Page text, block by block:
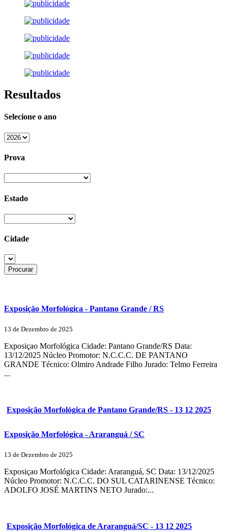
Resultados
Selecione o ano
Prova
Estado
Cidade
Exposição Morfológica - Pantano Grande / RS
13 de Dezembro de 2025
Exposiçao Morfológica Cidade: Pantano Grande/RS Data:
13/12/2025 Núcleo Promotor: N.C.C.C. DE PANTANO
GRANDE Técnico: Olmiro Andrade Filho Jurado: Telmo Ferreira
...
Exposição Morfológica de Pantano Grande/RS - 13 12 2025
Exposição Morfológica - Araranguá / SC
13 de Dezembro de 2025
Exposiçao Morfológica Cidade: Araranguá, SC Data: 13/12/2025
Núcleo Promotor: N.C.C.C. DO SUL CATARINENSE Técnico:
ADOLFO JOSÉ MARTINS NETO Jurado:...
Exposição Morfológica de Araranguá/SC - 13 12 2025